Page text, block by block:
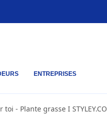
ENTREPRISES
toi - Plante grasse I STYLEY.CO